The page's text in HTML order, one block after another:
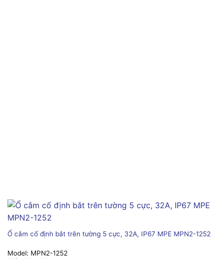
Ổ cắm cố định bắt trên tường 5 cực, 32A, IP67 MPE MPN2-1252
Model: MPN2-1252